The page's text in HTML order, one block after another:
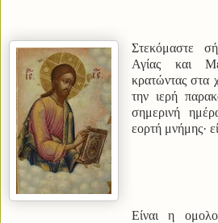
Στεκόμαστε
Αγίας και
κρατώντας στα
την ιερή
σημερινή
εορτή μνήμης·
Είναι η